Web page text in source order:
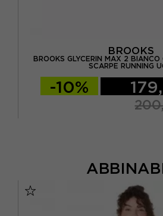
BROOKS
BROOKS GLYCERIN MAX 2
SCARPE RUNNING
-10%